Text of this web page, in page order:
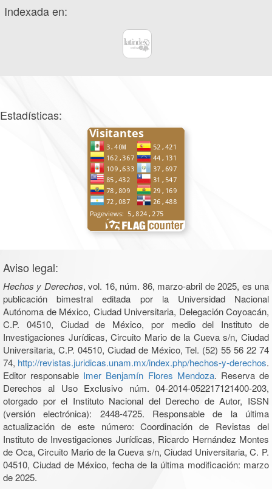
Indexada en:
Estadísticas:
Aviso legal:
Hechos y Derechos, vol. 16, núm. 86, marzo-abril de 2025, es una
publicación bimestral editada por la Universidad Nacional
Autónoma de México, Ciudad Universitaria, Delegación Coyoacán,
C.P. 04510, Ciudad de México, por medio del Instituto de
Investigaciones Jurídicas, Circuito Mario de la Cueva s/n, Ciudad
Universitaria, C.P. 04510, Ciudad de México, Tel. (52) 55 56 22 74
74, http://revistas.juridicas.unam.mx/index.php/hechos-y-derechos.
Editor responsable Imer Benjamín Flores Mendoza. Reserva de
Derechos al Uso Exclusivo núm. 04-2014-052217121400-203,
otorgado por el Instituto Nacional del Derecho de Autor, ISSN
(versión electrónica): 2448-4725. Responsable de la última
actualización de este número: Coordinación de Revistas del
Instituto de Investigaciones Jurídicas, Ricardo Hernández Montes
de Oca, Circuito Mario de la Cueva s/n, Ciudad Universitaria, C. P.
04510, Ciudad de México, fecha de la última modificación: marzo
de 2025.